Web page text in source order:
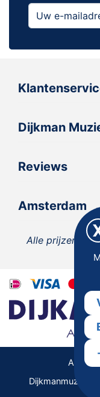
Dijkman
Reviews
Amsterdam
Alle prijzen zijn
Dijkmanmuziek